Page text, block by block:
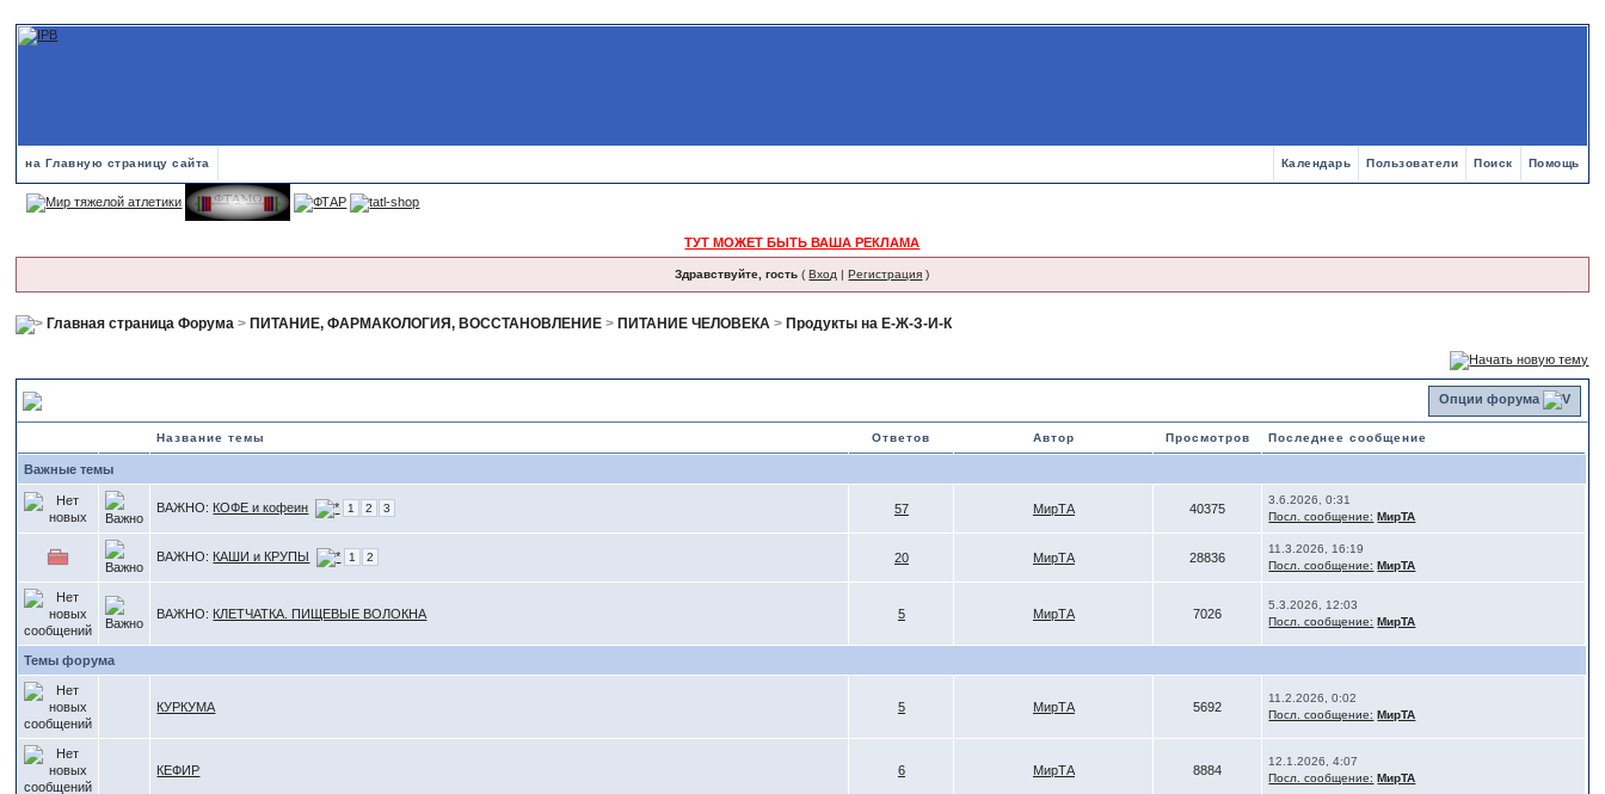
на Главную страницу сайта Помощь
Поиск
Пользователи
Календарь
ТУТ МОЖЕТ БЫТЬ ВАША РЕКЛАМА
Здравствуйте, гость (Вход |Регистрация )
Главная страница Форума > ПИТАНИЕ, ФАРМАКОЛОГИЯ, ВОССТАНОВЛЕНИЕ > ПИТАНИЕ ЧЕЛОВЕКА > Продукты на Е-Ж-З-И-К
Опции форума
Название темы Ответов Автор Просмотров Последнее сообщение
Важные темы
ВАЖНО: КОФЕ и кофеин 1 2 3 57 МирТА 40375
3.6.2026, 0:31
Посл. сообщение: МирТА
ВАЖНО: КАШИ и КРУПЫ 1 2 20 МирТА 28836
11.3.2026, 16:19
Посл. сообщение: МирТА
ВАЖНО: КЛЕТЧАТКА. ПИЩЕВЫЕ ВОЛОКНА 5 МирТА 7026
5.3.2026, 12:03
Посл. сообщение: МирТА
Темы форума
КУРКУМА 5 МирТА 5692
11.2.2026, 0:02
Посл. сообщение: МирТА
КЕФИР 6 МирТА 8884
12.1.2026, 4:07
Посл. сообщение: МирТА